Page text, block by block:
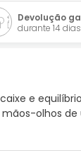
Devolução
durante 14 dias
e
olhos